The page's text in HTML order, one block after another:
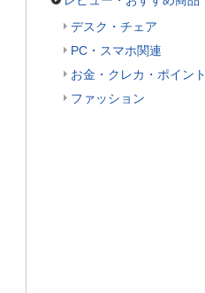
デスク・チェア
PC・スマホ関連
お金・クレカ・ポイント
ファッション